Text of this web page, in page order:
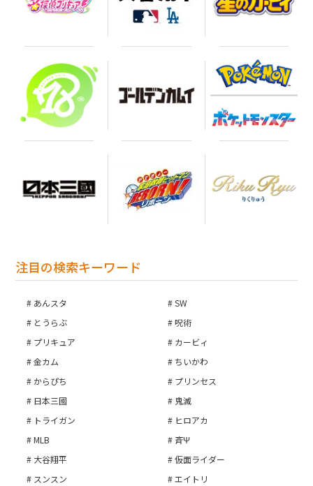
注目の検索キーワード
あんスタ
SW
とうらぶ
呪術
プリキュア
カービィ
金カム
ちいかわ
からぴち
プリンセス
日本三國
鬼滅
トライガン
ヒロアカ
MLB
斉Ψ
大谷翔平
仮面ライダー
スンスン
エイトリ
カートへ進む